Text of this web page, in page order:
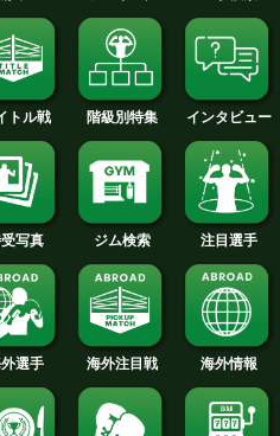
デ WBA世界Sフェザ
ィケンズvsカケース
戦トップに戻る
新人王 ランキング